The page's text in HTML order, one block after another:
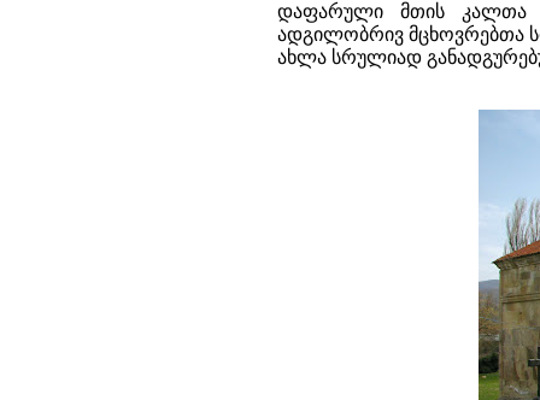
დაფარული მთის კალთა
ადგილობრივ მცხოვრებთა
ახლა სრულიად